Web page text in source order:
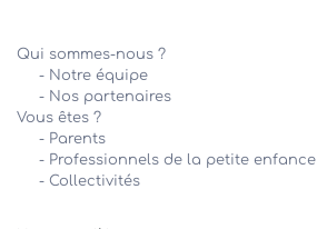
Qui sommes-nous ?
- Notre équipe
- Nos partenaires
Vous êtes ?
- Parents
- Professionnels de la petite enfance
- Collectivités